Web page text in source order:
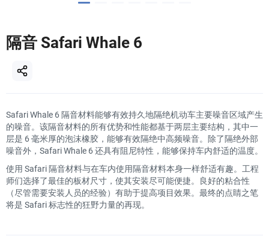
隔音 Safari Whale 6
Safari Whale 6 隔音材料能够有效持久地隔绝机动车主要噪音区域产生
的噪音。该隔音材料的所有优势和性能都基于两层主要结构，其中一
层是 6 毫米厚的泡沫橡胶，能够有效隔绝中高频噪音。除了隔绝外部
噪音外，Safari Whale 6 还具有阻尼特性，能够保持车内舒适的温度。
使用 Safari 隔音材料与在车内使用隔音材料本身一样舒适有趣。工程
师们选择了最佳的板材尺寸，使其安装尽可能便捷。良好的粘合性
（尽管需要安装人员的经验）有助于提高项目效果。最终的点睛之笔
将是 Safari 标志性的狂野力量的再现。